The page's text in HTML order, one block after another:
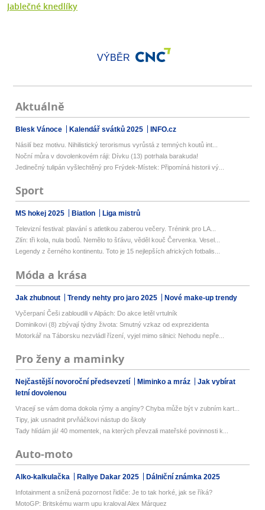
Jablečné knedlíky
VÝBĚR
Aktuálně
Blesk Vánoce Kalendář svátků 2025 INFO.cz
Násilí bez motivu. Nihilistický terorismus vyrůstá z temných koutů int...
Noční můra v dovolenkovém ráji: Dívku (13) potrhala barakuda!
Jedinečný tulipán vyšlechtěný pro Frýdek-Místek: Připomíná historii vý...
Sport
MS hokej 2025 Biatlon Liga mistrů
Televizní festival: plavání s atletikou zaberou večery. Trénink pro LA...
Zlín: tři kola, nula bodů. Nemělo to šťávu, věděl kouč Červenka. Vesel...
Legendy z černého kontinentu. Toto je 15 nejlepších afrických fotbalis...
Móda a krása
Jak zhubnout Trendy nehty pro jaro 2025 Nové make-up trendy
Vyčerpaní Češi zabloudili v Alpách: Do akce letěl vrtulník
Dominikovi (8) zbývají týdny života: Smutný vzkaz od exprezidenta
Motorkář na Táborsku nezvládl řízení, vyjel mimo silnici: Nehodu nepře...
Pro ženy a maminky
Nejčastější novoroční předsevzetí Miminko a mráz
Jak vybírat
letní dovolenou
Vracejí se vám doma dokola rýmy a angíny? Chyba může být v zubním kart...
Tipy, jak usnadnit prvňáčkovi nástup do školy
Tady hlídám já! 40 momentek, na kterých převzali mateřské povinnosti k...
Auto-moto
Alko-kalkulačka Rallye Dakar 2025 Dálniční známka 2025
Infotainment a snížená pozornost řidiče: Je to tak horké, jak se říká?
MotoGP: Britskému warm upu kraloval Alex Márquez